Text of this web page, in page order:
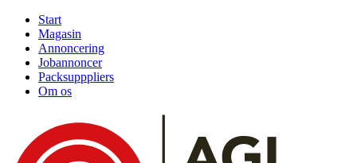
Start
Magasin
Annoncering
Jobannoncer
Packsupppliers
Om os